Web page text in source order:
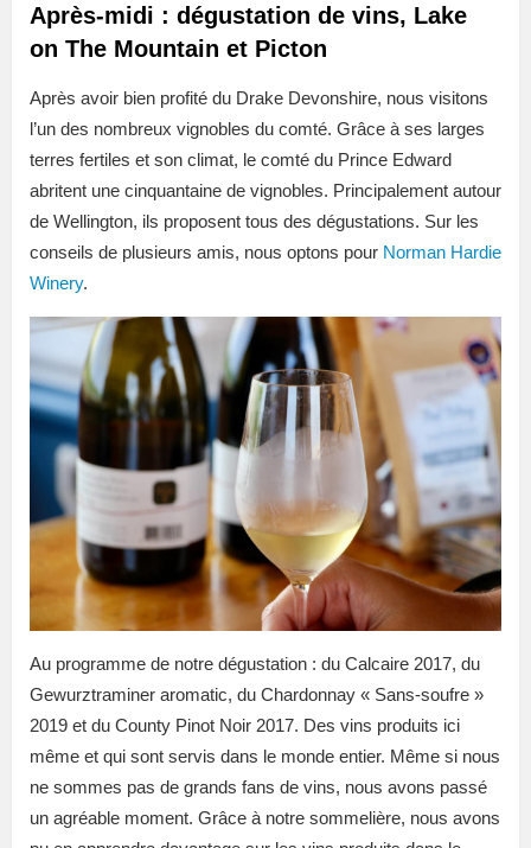
Après-midi : dégustation de vins, Lake
on The Mountain et Picton
Après avoir bien profité du Drake Devonshire, nous visitons
l’un des nombreux vignobles du comté. Grâce à ses larges
terres fertiles et son climat, le comté du Prince Edward
abritent une cinquantaine de vignobles. Principalement autour
de Wellington, ils proposent tous des dégustations. Sur les
conseils de plusieurs amis, nous optons pour Norman Hardie
Winery.
Au programme de notre dégustation : du Calcaire 2017, du
Gewurztraminer aromatic, du Chardonnay « Sans-soufre »
2019 et du County Pinot Noir 2017. Des vins produits ici
même et qui sont servis dans le monde entier. Même si nous
ne sommes pas de grands fans de vins, nous avons passé
un agréable moment. Grâce à notre sommelière, nous avons